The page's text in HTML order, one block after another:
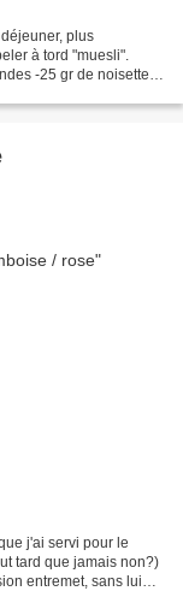
plus
à tord "muesli".
-25 gr de noisettes
j'ai servi pour le
tard que jamais non?)
entremet, sans lui